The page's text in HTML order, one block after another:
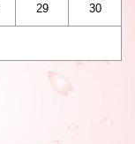
29 30